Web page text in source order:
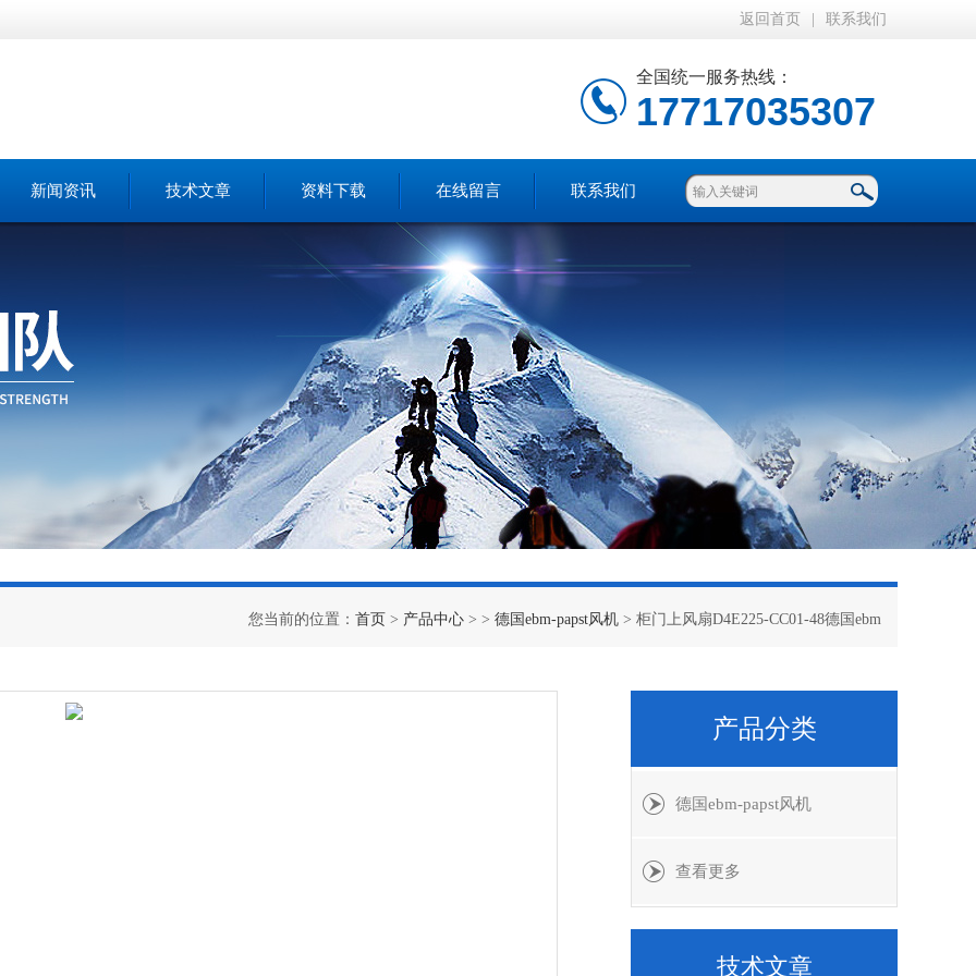
返回首页 联系我们
全国统一服务热线：
17717035307
新闻资讯 技术文章 资料下载 在线留言 联系我们
您当前的位置： 首页 > 产品中心 > > 德国ebm-papst风机 > 柜门上风扇D4E225-CC01-48德国ebm
产品分类
德国ebm-papst风机
查看更多
技术文章